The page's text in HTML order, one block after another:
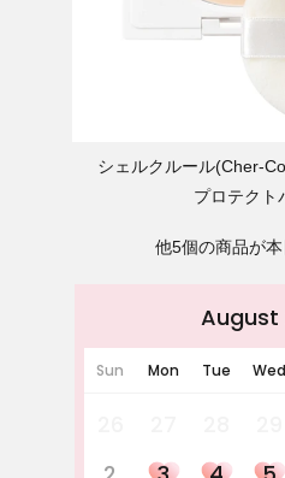
シェルクルール(Cher-
プロテクト
他5個の商品が
August
Sun Mon Tue Wed